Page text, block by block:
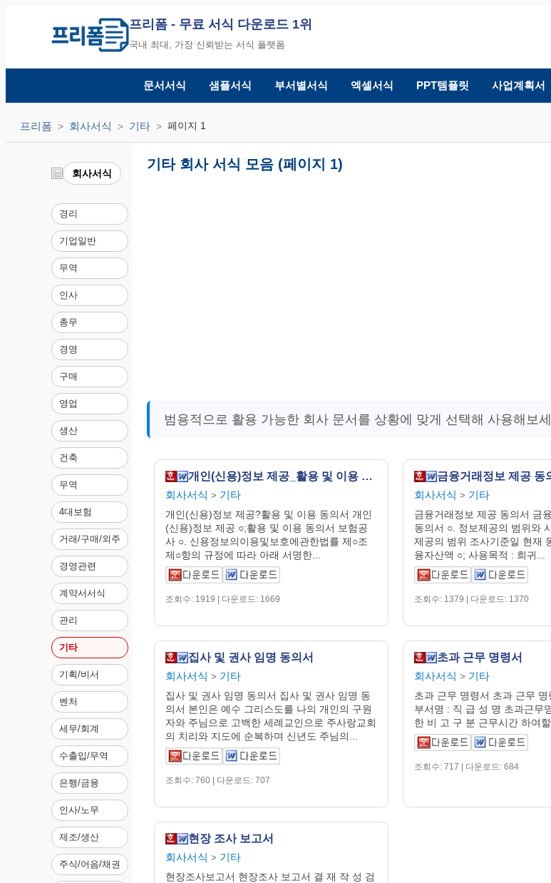
프리폼 - 무료 서식 다운로드 1위
국내 최대, 가장 신뢰받는 서식 플랫폼
문서서식 샘플서식 부서별서식 엑셀서식 PPT템플릿 사업계획서
프리폼 회사서식 기타 페이지 1
회사서식
경리
기업일반
무역
인사
총무
경영
구매
영업
생산
건축
무역
4대보험
거래/구매/외주
경영관련
계약서서식
관리
기타
기획/비서
벤처
세무/회계
수출입/무역
은행/금융
인사/노무
제조/생산
주식/어음/채권
기타 회사 서식 모음 (페이지 1)
범용적으로 활용 가능한 회사 문서를 상황에 맞게 선택해 사용해보
개인(신용)정보 제공_활용 및 이용 동의서
회사서식 > 기타
개인(신용)정보 제공?활용 및 이용 동의서 개인
(신용)정보 제공 ○;활용 및 이용 동의서 보험공
사 ○. 신용정보의이용및보호에관한법률 제○조
제○항의 규정에 따라 아래 서명한...
조회수: 1919 | 다운로드: 1669
금융거래정보 제공 동
회사서식 > 기타
금융거래정보 제공 동의서 금
동의서 ○. 정보제공의 범위와
제공의 범위 조사기준일 현재
융자산액 ○; 사용목적 : 희귀...
조회수: 1379 | 다운로드: 1370
집사 및 권사 임명 동의서
회사서식 > 기타
집사 및 권사 임명 동의서 집사 및 권사 임명 동
의서 본인은 예수 그리스도를 나의 개인의 구원
자와 주님으로 고백한 세례교인으로 주사랑교회
의 치리와 지도에 순복하며 신년도 주님의...
조회수: 760 | 다운로드: 707
초과 근무 명령서
회사서식 > 기타
초과 근무 명령서 초과 근무
부서명 : 직 급 성 명 초과근무
한 비 고 구 분 근무시간 하여
조회수: 717 | 다운로드: 684
현장 조사 보고서
회사서식 > 기타
현장조사보고서 현장조사 보고서 결 재 작 성 검